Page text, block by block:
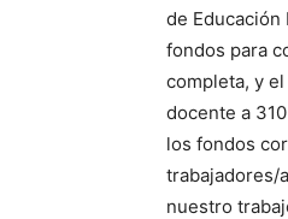
de
fondos para
completa, y
docente a
los fondos
trabajadores/
nuestro